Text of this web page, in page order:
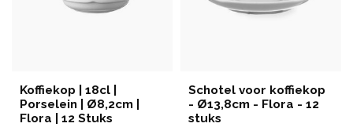
Koffiekop | 18cl |
Porselein | Ø8,2cm |
Flora | 12 Stuks
Schotel voor koffiekop
- Ø13,8cm - Flora - 12
stuks